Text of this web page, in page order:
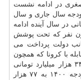
در ادامه نشست
بودجه سال جاری و سال
تاکید بر اینکه ارز ترجیحی ۴۲۰۰ تومانی در سال آینده ادامه
اظهار داشت: برای ۳۰ میلیون نفر که تحت پوشش
دولت پرداخت می
با کرونا که همچون
در ارتباط با تجهیزات واکسن است، اعتبار ۳۴ هزار میلیارد تومانی
سال جاری با رشد ۲.۳ برابری، در لایحه بودجه ۱۴۰۰ به ۷۷ هزار